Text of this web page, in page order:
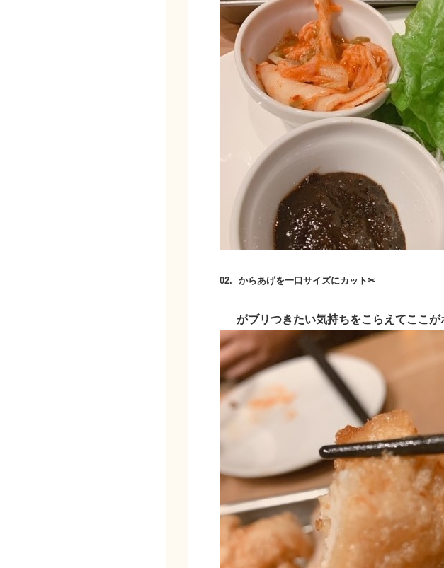
02. からあげを一口サイズにカット✂
がブリつきたい気持ちをこらえてここが